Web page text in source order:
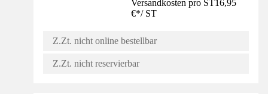
Versandkosten pro ST16,95
€*/ ST
Z.Zt. nicht online bestellbar
Z.Zt. nicht reservierbar